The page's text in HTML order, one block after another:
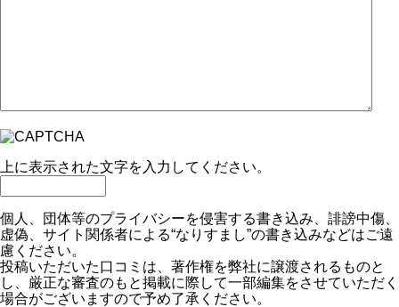
上に表示された文字を入力してください。
個人、団体等のプライバシーを侵害する書き込み、誹謗中傷、
虚偽、サイト関係者による“なりすまし”の書き込みなどはご遠
慮ください。
投稿いただいた口コミは、著作権を弊社に譲渡されるものと
し、厳正な審査のもと掲載に際して一部編集をさせていただく
場合がございますので予め了承ください。